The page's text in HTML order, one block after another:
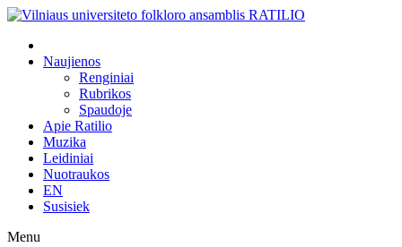
Naujienos
Renginiai
Rubrikos
Spaudoje
Apie Ratilio
Muzika
Leidiniai
Nuotraukos
EN
Susisiek
Menu